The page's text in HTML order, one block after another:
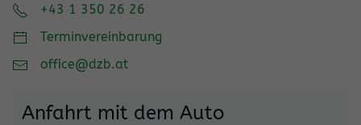
+43 1 350 26 26
Terminvereinbarung
office@dzb.at
Anfahrt mit dem Auto